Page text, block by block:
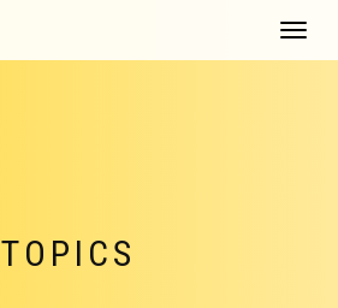
Toggle
TOPICS